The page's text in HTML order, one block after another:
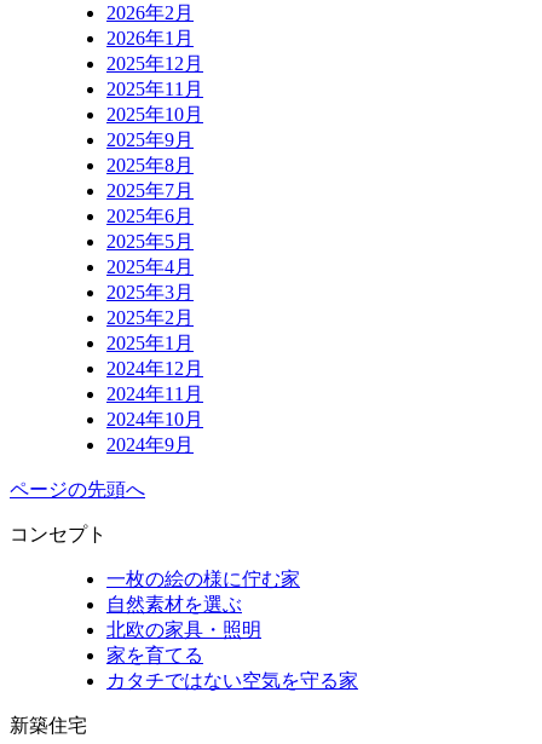
2026年2月
2026年1月
2025年12月
2025年11月
2025年10月
2025年9月
2025年8月
2025年7月
2025年6月
2025年5月
2025年4月
2025年3月
2025年2月
2025年1月
2024年12月
2024年11月
2024年10月
2024年9月
ページの先頭へ
コンセプト
一枚の絵の様に佇む家
自然素材を選ぶ
北欧の家具・照明
家を育てる
カタチではない空気を守る家
新築住宅